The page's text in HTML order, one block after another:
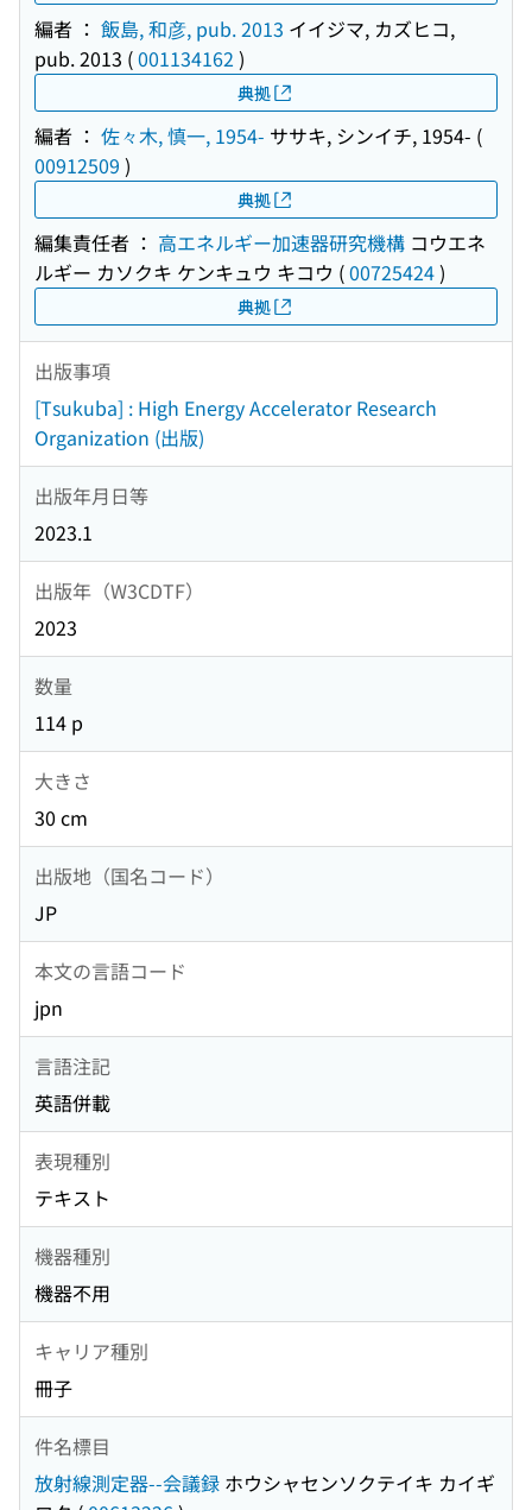
編者 ： 飯島, 和彦, pub. 2013 イイジマ, カズヒコ,
pub. 2013 (001134162 )
典拠
編者 ： 佐々木, 慎一, 1954- ササキ, シンイチ, 1954- (
00912509 )
典拠
編集責任者 ： 高エネルギー加速器研究機構 コウエネ
ルギー カソクキ ケンキュウ キコウ (00725424)
典拠
出版事項
[Tsukuba] : High Energy Accelerator Research
Organization (出版)
出版年月日等
2023.1
出版年（W3CDTF）
2023
数量
114 p
大きさ
30 cm
出版地（国名コード）
JP
本文の言語コード
jpn
言語注記
英語併載
表現種別
テキスト
機器種別
機器不用
キャリア種別
冊子
件名標目
放射線測定器--会議録 ホウシャセンソクテイキ カイギ